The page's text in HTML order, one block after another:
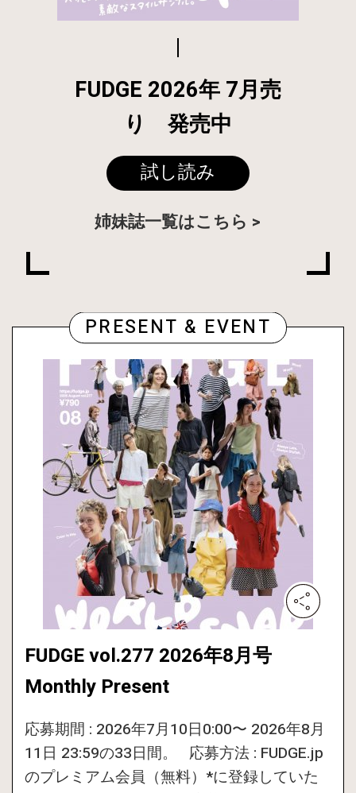
FUDGE 2026年 7月売
り 発売中
試し読み
姉妹誌一覧はこちら
PRESENT & EVENT
FUDGE vol.277 2026年8月号
Monthly Present
応募期間 : 2026年7月10日0:00〜 2026年8月
11日 23:59の33日間。 応募方法 : FUDGE.jp
のプレミアム会員（無料）*に登録していた